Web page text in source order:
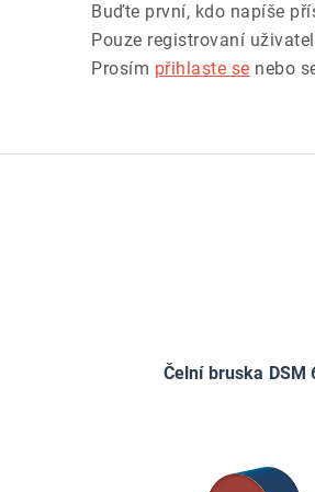
Buďte první, kdo napíše
Pouze registrovaní
Prosím přihlaste se nebo
Čelní bruska DSM